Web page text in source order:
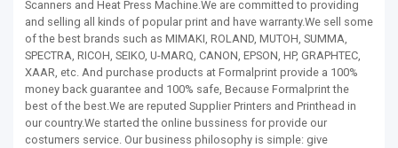
Scanners and Heat Press Machine.We are committed to providing
and selling all kinds of popular print and have warranty.We sell some
of the best brands such as MIMAKI, ROLAND, MUTOH, SUMMA,
SPECTRA, RICOH, SEIKO, U-MARQ, CANON, EPSON, HP, GRAPHTEC,
XAAR, etc. And purchase products at Formalprint provide a 100%
money back guarantee and 100% safe, Because Formalprint the
best of the best.We are reputed Supplier Printers and Printhead in
our country.We started the online bussiness for provide our
costumers service. Our business philosophy is simple: give